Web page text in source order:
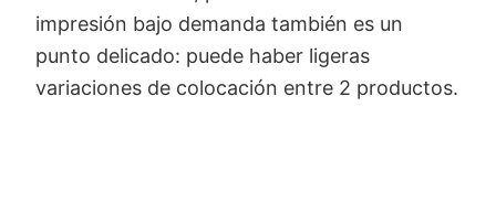
impresión bajo demanda también es un
punto delicado: puede haber ligeras
variaciones de colocación entre 2 productos.